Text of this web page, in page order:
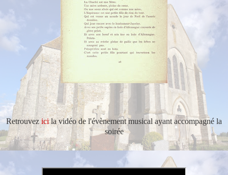
Retrouvez icila vidéo de l'évènement musical ayant accompagné la
soirée